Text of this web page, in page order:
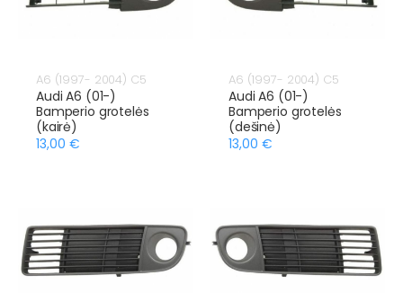
A6 (1997- 2004) C5
Audi A6 (01-)
Bamperio grotelės
(kairė)
13,00 €
A6 (1997- 2004) C5
Audi A6 (01-)
Bamperio grotelės
(dešinė)
13,00 €